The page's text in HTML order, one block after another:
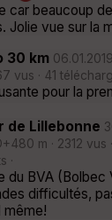
car beaucoup
Jolie vue sur la
30 km
vus · 41
pour la
de Lillebonne
m · 2312 vus
·
du BVA (Bolbec
difficultés,
même!